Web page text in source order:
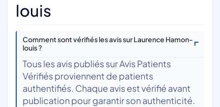
louis
Comment sont vérifiés les avis sur Laurence Hamon-
louis ?
Tous les avis publiés sur Avis Patients
Vérifiés proviennent de patients
authentifiés. Chaque avis est vérifié avant
publication pour garantir son authenticité.